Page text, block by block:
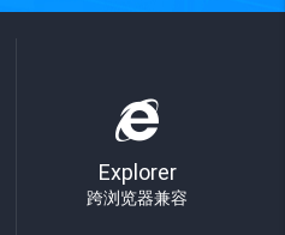
Explorer
跨浏览器兼容